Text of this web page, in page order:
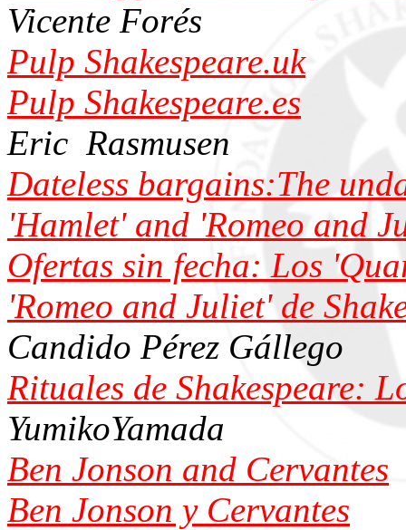
Vicente Forés
Pulp Shakespeare.uk
Pulp Shakespeare.es
Eric Rasmusen
Dateless bargains:The
'Hamlet' and 'Romeo and
Ofertas sin fecha: Los
'Romeo and Juliet' de
Candido Pérez Gállego
Rituales de Shakespeare:
YumikoYamada
Ben Jonson and Cervantes
Ben Jonson y Cervantes